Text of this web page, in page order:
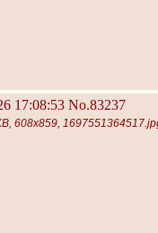
17:08:53 No.83237
608x859,